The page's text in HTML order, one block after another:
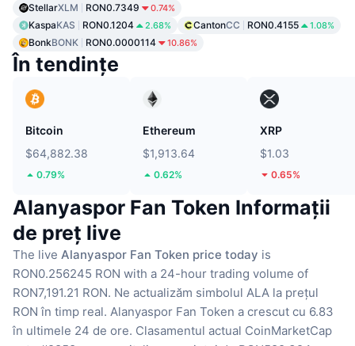
StellarXLM RON0.7349 0.74%
KaspaKAS RON0.1204 2.68% CantonCC RON0.4155 1.08%
BonkBONK RON0.0000114 10.86%
În tendințe
Bitcoin
$64,882.38
0.79%
Ethereum
$1,913.64
0.62%
XRP
$1.03
0.65%
Alanyaspor Fan Token Informații
de preț live
The live Alanyaspor Fan Token price today is
RON0.256245 RON with a 24-hour trading volume of
RON7,191.21 RON. Ne actualizăm simbolul ALA la prețul
RON în timp real. Alanyaspor Fan Token a crescut cu 6.83
în ultimele 24 de ore. Clasamentul actual CoinMarketCap